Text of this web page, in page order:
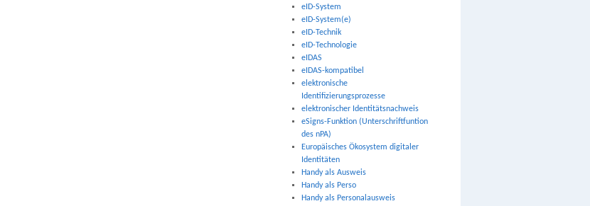
eID-System
eID-System(e)
eID-Technik
eID-Technologie
eIDAS
eIDAS-kompatibel
elektronische
Identifizierungsprozesse
elektronischer Identitätsnachweis
eSigns-Funktion (Unterschriftfuntion
des nPA)
Europäisches Ökosystem digitaler
Identitäten
Handy als Ausweis
Handy als Perso
Handy als Personalausweis